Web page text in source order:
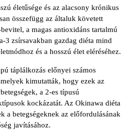
életűsége és az alacsony krónikus
összefügg az általuk követett
a magas antioxidáns tartalmú
3 zsírsavakban gazdag diéta mind
és a hosszú élet eléréséhez.
táplálkozás előnyei számos
kimutatták, hogy ezek az
a 2-es típusú
kockázatát. Az Okinawa diéta
a betegségeknek az előfordulásának
javításához.